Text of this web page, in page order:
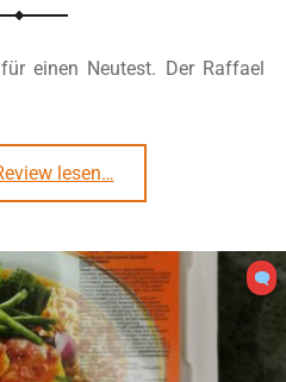
einen Neutest. Der Raffael
lesen“#2402: Doshirak „Quisty Instant-Nudeln mit Hühnergeschmack“ (2022)”
…
0